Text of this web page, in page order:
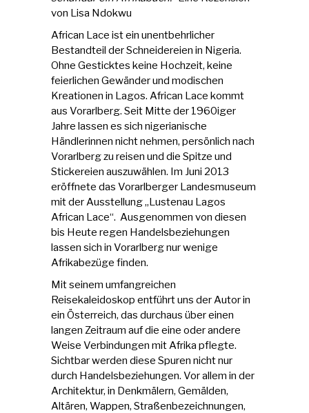
von Lisa Ndokwu
African Lace ist ein unentbehrlicher
Bestandteil der Schneidereien in Nigeria.
Ohne Gesticktes keine Hochzeit, keine
feierlichen Gewänder und modischen
Kreationen in Lagos. African Lace kommt
aus Vorarlberg. Seit Mitte der 1960iger
Jahre lassen es sich nigerianische
Händlerinnen nicht nehmen, persönlich nach
Vorarlberg zu reisen und die Spitze und
Stickereien auszuwählen. Im Juni 2013
eröffnete das Vorarlberger Landesmuseum
mit der Ausstellung „Lustenau Lagos
African Lace“. Ausgenommen von diesen
bis Heute regen Handelsbeziehungen
lassen sich in Vorarlberg nur wenige
Afrikabezüge finden.
Mit seinem umfangreichen
Reisekaleidoskop entführt uns der Autor in
ein Österreich, das durchaus über einen
langen Zeitraum auf die eine oder andere
Weise Verbindungen mit Afrika pflegte.
Sichtbar werden diese Spuren nicht nur
durch Handelsbeziehungen. Vor allem in der
Architektur, in Denkmälern, Gemälden,
Altären, Wappen, Straßenbezeichnungen,